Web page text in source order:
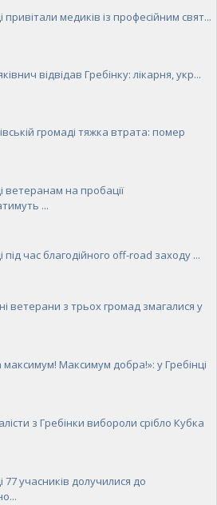
привітали медиків із професійним свят...
відвідав Гребінку: лікарня, укр...
громаді тяжка втрата: помер
ветеранам на пробації
...
під час благодійного off-road заходу ...
ветерани з трьох громад змагалися у
Максимум добра!»: у Гребінці
з Гребінки вибороли срібло Кубка
77 учасників долучилися до